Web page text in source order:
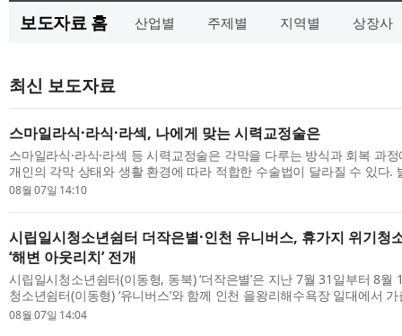
보도자료 홈 산업별 주제별 지역별 상장사
최신 보도자료
스마일라식·라식·라섹, 나에게 맞는 시력교정술은
스마일라식·라식·라섹 등 시력교정술은 각막을 다루는 방식과 회복 과
개인의 각막 상태와 생활 환경에 따라 적합한 수술법이 달라질 수 있다.
점 박세광 원장이 시력교정술을 고민하는 사람들을 위해 세 수술법의
08월 07일 14:10
시립일시청소년쉼터 더작은별·인천 유니버스, 휴가지 위기청
‘해변 아웃리치’ 전개
시립일시청소년쉼터(이동형, 동북) ‘더작은별’은 지난 7월 31일부터 8월
청소년쉼터(이동형) ‘유니버스’와 함께 인천 을왕리해수욕장 일대에서
터 인식 개선을 위한 기관 연합 ‘해변 아웃리치’를 진행했다. ‘더작은별’과
08월 07일 14:04